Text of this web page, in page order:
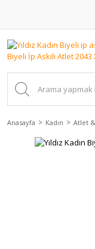
Anasayfa Kadın Atlet